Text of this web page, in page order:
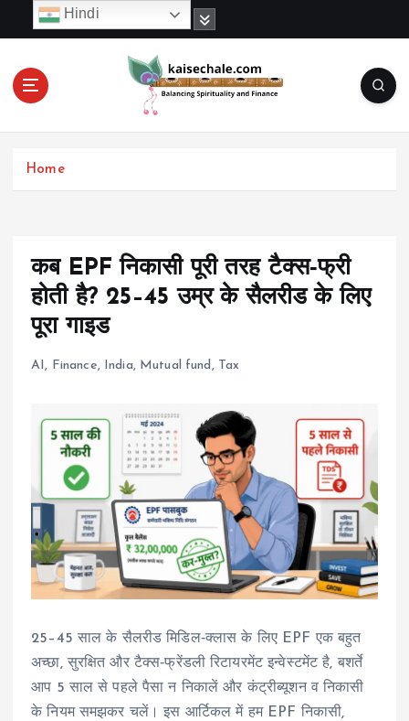
c
Home
कब EPF निकासी पूरी तरह टैक्स‑फ्री
होती है? 25–45 उम्र के सैलरीड के लिए
पूरा गाइड
AI, Finance, India, Mutual fund, Tax
25–45 साल के सैलरीड मिडिल‑क्लास के लिए EPF एक बहुत
अच्छा, सुरक्षित और टैक्स‑फ्रेंडली रिटायरमेंट इन्वेस्टमेंट है, बशर्ते
आप 5 साल से पहले पैसा न निकालें और कंट्रीब्यूशन व निकासी
के नियम समझकर चलें। इस आर्टिकल में हम EPF निकासी,
Hindi